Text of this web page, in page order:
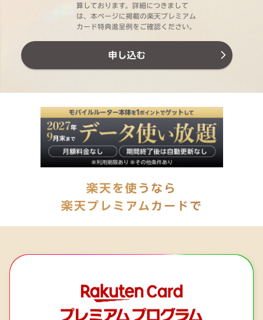
算しております。詳細につきまして
は、本ページに掲載の楽天プレミアム
カード特典進呈例をご確認ください。
申し込む
楽天を使うなら
楽天プレミアムカードで